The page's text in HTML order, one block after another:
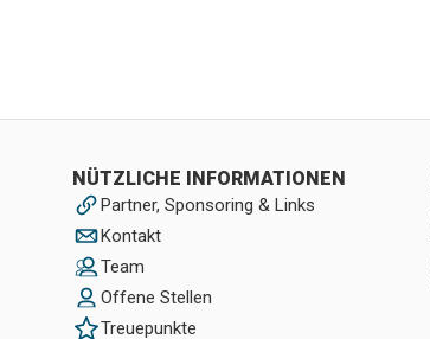
NÜTZLICHE INFORMATIONEN
Partner, Sponsoring & Links
Kontakt
Team
Offene Stellen
Treuepunkte